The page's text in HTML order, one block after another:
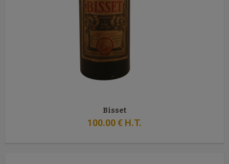
Bisset
100.00€ H.T.